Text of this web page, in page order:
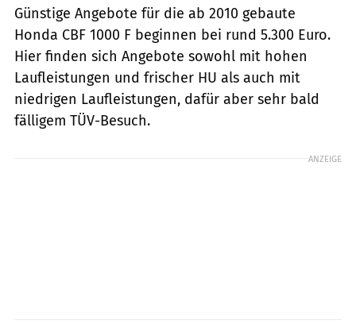
Günstige Angebote für die ab 2010 gebaute
Honda CBF 1000 F beginnen bei rund 5.300 Euro.
Hier finden sich Angebote sowohl mit hohen
Laufleis­tungen und frischer HU als auch mit
niedrigen Laufleistungen, dafür aber sehr bald
fälligem TÜV-Besuch.
ANZEIGE